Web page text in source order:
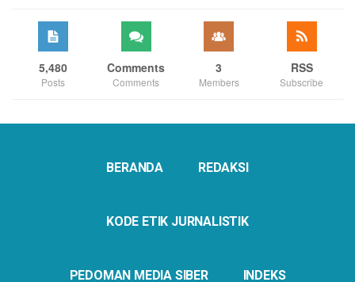
5,480
Posts
Comments
Comments
3
Members
RSS
Subscribe
BERANDA REDAKSI
KODE ETIK JURNALISTIK
PEDOMAN MEDIA SIBER INDEKS